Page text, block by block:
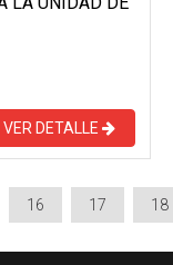
VER DETALLE
16 17 18